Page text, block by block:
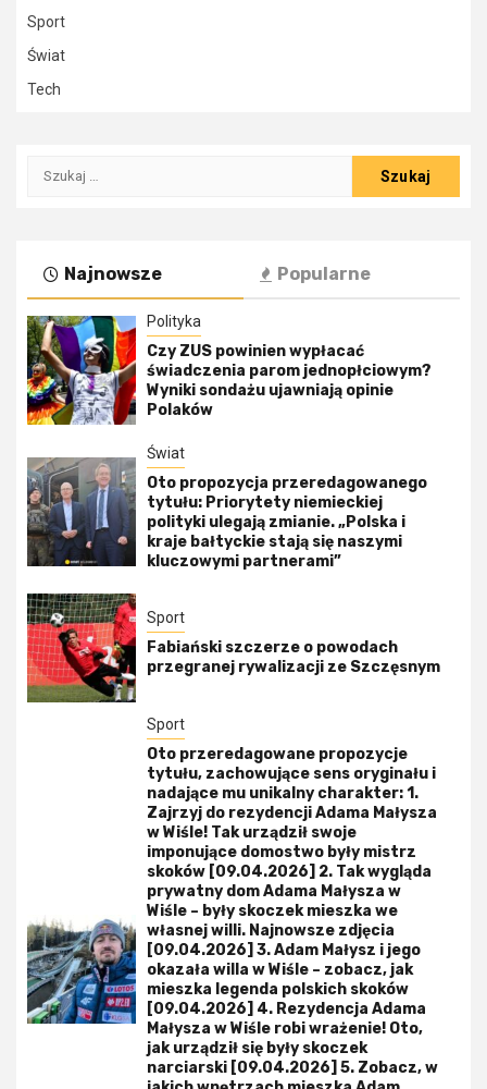
Sport
Świat
Tech
Szukaj:
Najnowsze Popularne
Polityka
Czy ZUS powinien wypłacać
świadczenia parom jednopłciowym?
Wyniki sondażu ujawniają opinie
Polaków
Świat
Oto propozycja przeredagowanego
tytułu: Priorytety niemieckiej
polityki ulegają zmianie. „Polska i
kraje bałtyckie stają się naszymi
kluczowymi partnerami”
Sport
Fabiański szczerze o powodach
przegranej rywalizacji ze Szczęsnym
Sport
Oto przeredagowane propozycje
tytułu, zachowujące sens oryginału i
nadające mu unikalny charakter: 1.
Zajrzyj do rezydencji Adama Małysza
w Wiśle! Tak urządził swoje
imponujące domostwo były mistrz
skoków [09.04.2026] 2. Tak wygląda
prywatny dom Adama Małysza w
Wiśle – były skoczek mieszka we
własnej willi. Najnowsze zdjęcia
[09.04.2026] 3. Adam Małysz i jego
okazała willa w Wiśle – zobacz, jak
mieszka legenda polskich skoków
[09.04.2026] 4. Rezydencja Adama
Małysza w Wiśle robi wrażenie! Oto,
jak urządził się były skoczek
narciarski [09.04.2026] 5. Zobacz, w